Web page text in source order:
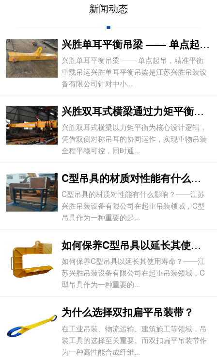
新闻动态
兴胜单耳平衡吊梁 —— 单点起吊，精准平
兴胜单耳平衡吊梁 —— 单点起吊，精准平衡
重载吊运兴胜单耳平衡吊梁是江苏兴胜吊装设
备有限公司针对中小...
兴胜双耳式横梁通过力矩平衡实现重物平稳吊
兴胜双耳式横梁以力矩平衡为核心设计逻辑，
凭借双侧对称吊耳的协同运作，实现重物吊装
全程平稳可控，同时通...
C型吊具的材质对性能有什么影响？
C型吊具的材质对性能有什么影响？——江苏
兴胜吊装设备有限公司在起重吊装领域，C型
吊具作为一种重要的起...
如何保养C型吊具以延长其使用寿命？
如何保养C型吊具以延长其使用寿命？——江
苏兴胜吊装设备有限公司在起重吊装领域，C
型吊具作为一种重要的...
为什么选择双扣扁平吊装带？
在工业吊装、物流运输、建筑施工等领域，吊
装工具的选择至关重要。而双扣扁平吊装带作
为一种高性能合成纤维...